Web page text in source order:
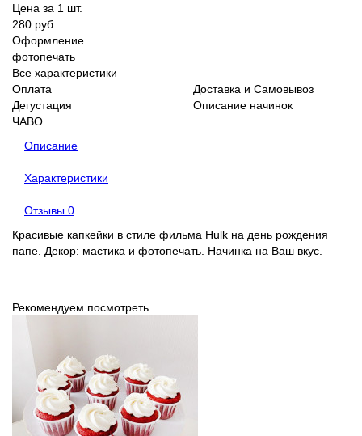
Цена за 1 шт.
280 руб.
Оформление
фотопечать
Все характеристики
Оплата
Доставка и Самовывоз
Дегустация
Описание начинок
ЧАВО
Описание
Характеристики
Отзывы 0
Красивые капкейки в стиле фильма Hulk на день рождения
папе. Декор: мастика и фотопечать. Начинка на Ваш вкус.
Рекомендуем посмотреть